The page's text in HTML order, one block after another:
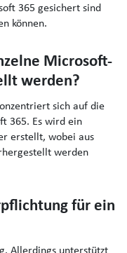
365 gesichert sind
können.
Microsoft-
werden?
sich auf die
365. Es wird ein
erstellt, wobei aus
werden
für ein